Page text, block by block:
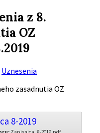
z 8.
OZ
Uznesenia
zasadnutia OZ
8-2019